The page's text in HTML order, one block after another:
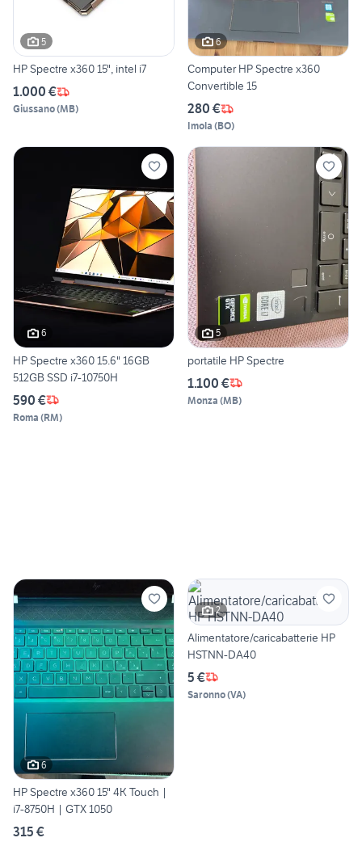
5
HP Spectre x360 15", intel i7
1.000 €
Giussano(MB)
6
Computer HP Spectre x360
Convertible 15
280 €
Imola (BO)
6
HP Spectre x360 15.6" 16GB
512GB SSD i7-10750H
590 €
Roma (RM)
5
portatile HP Spectre
1.100 €
Monza (MB)
6
HP Spectre x360 15" 4K Touch |
i7-8750H | GTX 1050
315 €
2
Alimentatore/caricabatterie HP
HSTNN-DA40
5 €
Saronno(VA)